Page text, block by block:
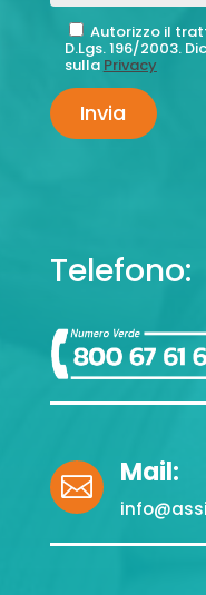
Autorizzo il
D.Lgs. 196/2003.
sulla Privacy
Telefono:
 Mail: